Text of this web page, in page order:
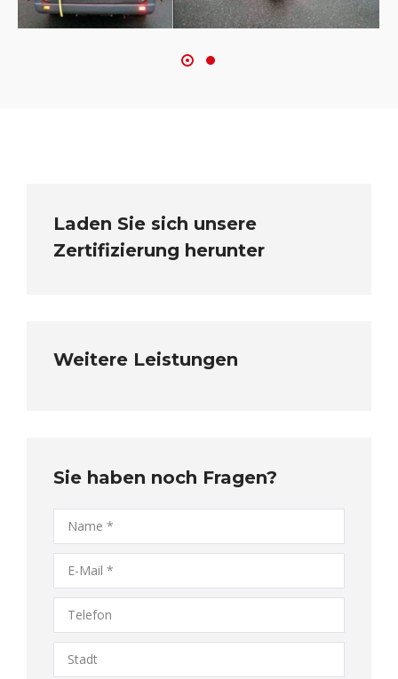
Laden Sie sich unsere
Zertifizierung herunter
Weitere Leistungen
Sie haben noch Fragen?
Name *
E-Mail *
Telefon
Stadt